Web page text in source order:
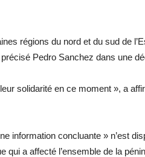
régions du nord et du sud de
Pedro Sanchez dans une
solidarité en ce moment », a
information concluante » n’est
a affecté l’ensemble de la